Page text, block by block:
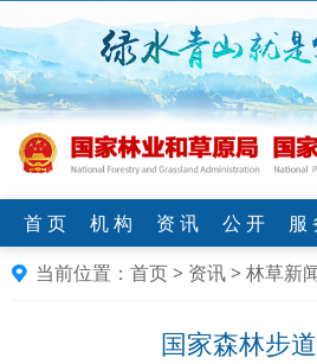
首 页 机 构 资 讯 公 开 服
当前位置： 首页> 资讯>林草新
国家森林步